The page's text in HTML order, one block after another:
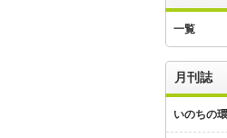
一覧
月刊誌
いのちの